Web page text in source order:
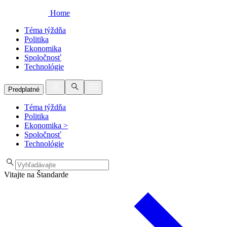
Home
Téma týždňa
Politika
Ekonomika
Spoločnosť
Technológie
Predplatné
Téma týždňa
Politika
Ekonomika >
Spoločnosť
Technológie
Vitajte na Štandarde